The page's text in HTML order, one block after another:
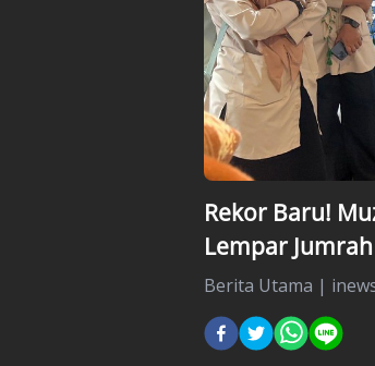
Rekor Baru!
Lempar
Berita Utama |